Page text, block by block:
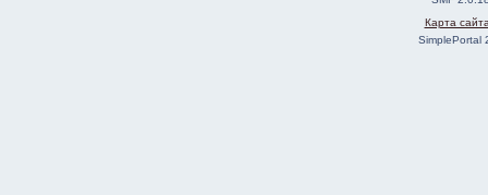
Карта
SimplePortal